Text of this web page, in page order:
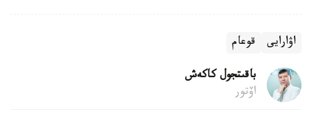
اۋارايى قوعام
باقىتجول كاكەش
اۆتور